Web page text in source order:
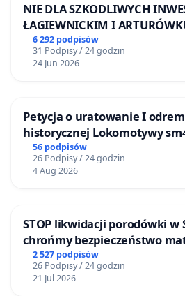
NIE DLA SZKODLIWYCH
ŁAGIEWNICKIM I
6 292 podpisów
31 Podpisy / 24 godzin
24 Jun 2026
Petycja o uratowanie I
historycznej Lokomotywy
56 podpisów
26 Podpisy / 24 godzin
4 Aug 2026
STOP likwidacji porodówki w
chrońmy bezpieczeństwo
2 527 podpisów
26 Podpisy / 24 godzin
21 Jul 2026